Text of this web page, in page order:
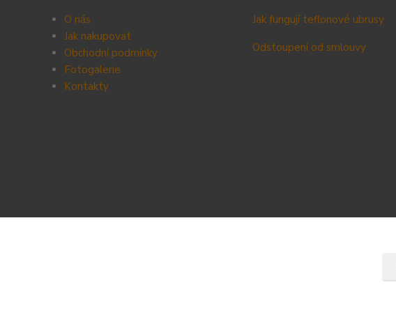
O nás
Jak nakupovat
Obchodní podmínky
Fotogalerie
Kontakty
Jak fungují teflonové ubrusy
Odstoupení od smlouvy